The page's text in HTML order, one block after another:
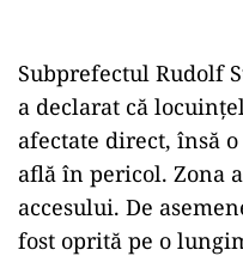
Subprefectul Rudolf
a declarat că
afectate direct, însă
află în pericol. Zona
accesului. De
fost oprită pe o